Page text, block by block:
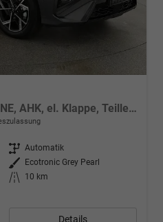
1.6 T-GDI DCT 4WD N-LINE, AHK, el. Klappe, Teilleder, Navi, Kamera, ACC
Getriebe Automatik
Außenfarbe
Ecotronic Grey Pearl
Kilometerstand
10 km
Details